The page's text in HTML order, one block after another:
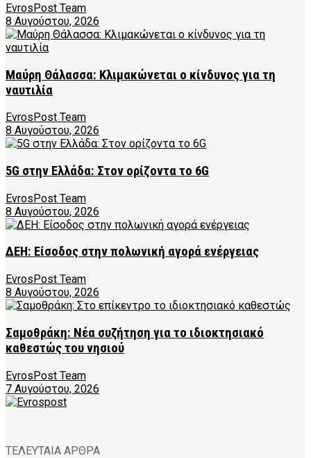
EvrosPost Team
8 Αυγούστου, 2026
Μαύρη Θάλασσα: Κλιμακώνεται ο κίνδυνος για τη
ναυτιλία
EvrosPost Team
8 Αυγούστου, 2026
5G στην Ελλάδα: Στον ορίζοντα το 6G
EvrosPost Team
8 Αυγούστου, 2026
ΔΕΗ: Είσοδος στην πολωνική αγορά ενέργειας
EvrosPost Team
8 Αυγούστου, 2026
Σαμοθράκη: Νέα συζήτηση για το ιδιοκτησιακό
καθεστώς του νησιού
EvrosPost Team
7 Αυγούστου, 2026
ΤΕΛΕΥΤΑΙΑ ΑΡΘΡΑ